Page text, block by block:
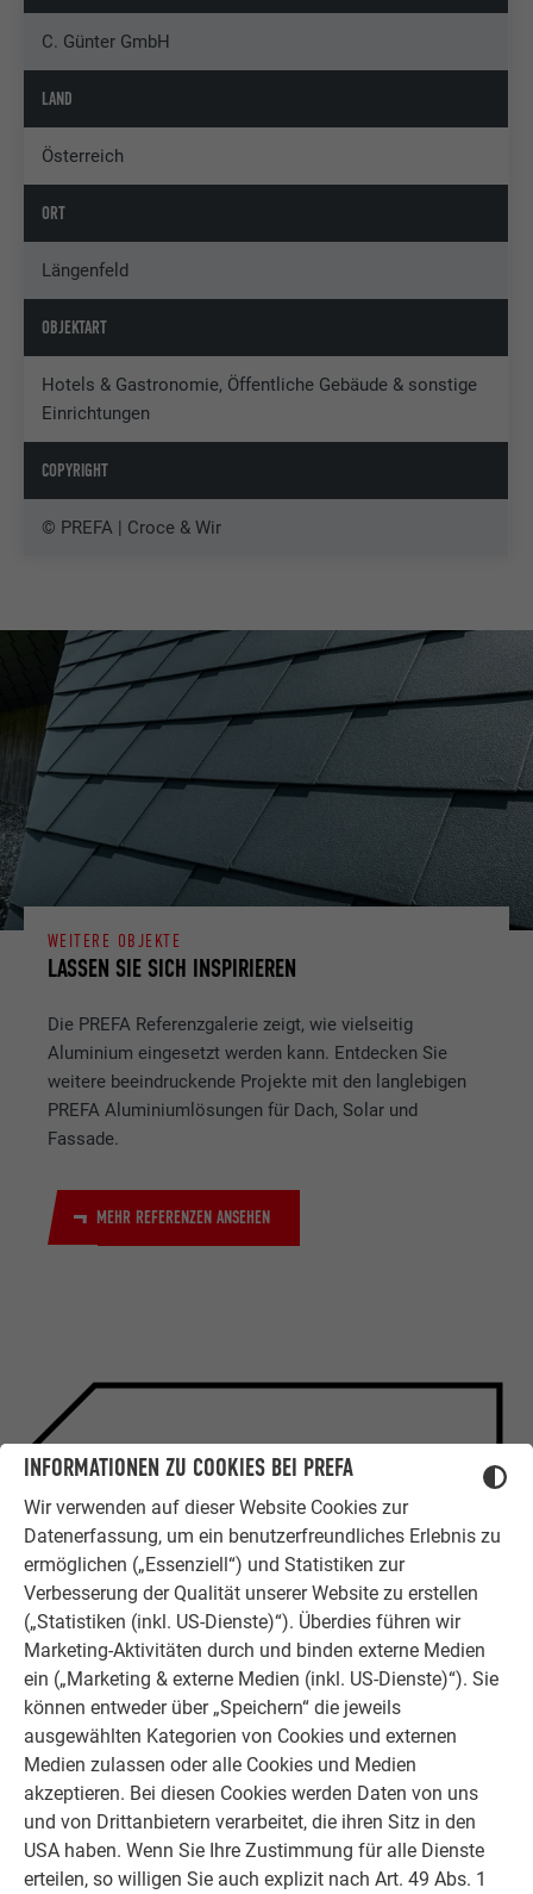
INFORMATIONEN ZU COOKIES BEI PREFA
Wir verwenden auf dieser Website Cookies zur
Datenerfassung, um ein benutzerfreundliches Erlebnis zu
ermöglichen („Essenziell“) und Statistiken zur
Verbesserung der Qualität unserer Website zu erstellen
(„Statistiken (inkl. US-Dienste)“). Überdies führen wir
Marketing-Aktivitäten durch und binden externe Medien
ein („Marketing & externe Medien (inkl. US-Dienste)“). Sie
können entweder über „Speichern“ die jeweils
ausgewählten Kategorien von Cookies und externen
Medien zulassen oder alle Cookies und Medien
akzeptieren. Bei diesen Cookies werden Daten von uns
und von Drittanbietern verarbeitet, die ihren Sitz in den
USA haben. Wenn Sie Ihre Zustimmung für alle Dienste
erteilen, so willigen Sie auch explizit nach Art. 49 Abs. 1
C. Günter GmbH
LAND
Österreich
ORT
Längenfeld
OBJEKTART
Hotels & Gastronomie, Öffentliche Gebäude & sonstige
Einrichtungen
COPYRIGHT
© PREFA | Croce & Wir
LASSEN SIE SICH INSPIRIEREN
WEITERE OBJEKTE
Die PREFA Referenzgalerie zeigt, wie vielseitig
Aluminium eingesetzt werden kann. Entdecken Sie
weitere beeindruckende Projekte mit den langlebigen
PREFA Aluminiumlösungen für Dach, Solar und
Fassade.
MEHR REFERENZEN ANSEHEN
ERFAHRUNGSBERICHTE
Architekt - die Zufriedenheit all
unserer Kunden liegt uns am Herzen.
Deshalb versuchen wir als PREFA in
allen Phasen Ihres Projektes als
starker Begleiter zur Seite zu stehen.
Überzeugen Sie sich selbst!
WEITERLESEN